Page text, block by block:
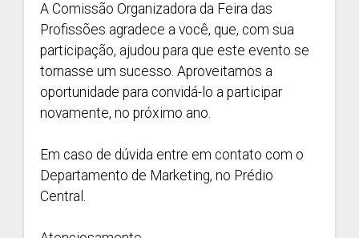
A Comissão Organizadora da Feira das
Profissões agradece a você, que, com sua
participação, ajudou para que este evento se
tornasse um sucesso. Aproveitamos a
oportunidade para convidá-lo a participar
novamente, no próximo ano.
Em caso de dúvida entre em contato com o
Departamento de Marketing, no Prédio
Central.